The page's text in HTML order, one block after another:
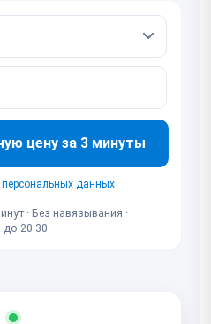
цену за 3 минуты
персональных данных
· Без навязывания ·
до 20:30